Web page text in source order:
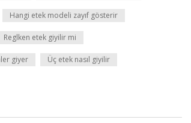
Hangi etek modeli zayıf gösterir
Reglken etek giyilir mi
giyer Üç etek nasıl giyilir